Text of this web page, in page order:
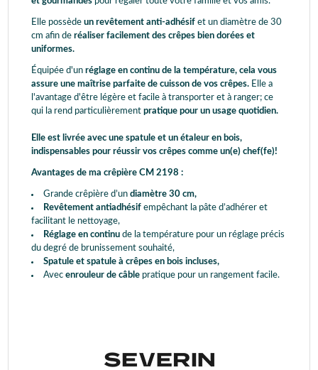
Elle possède un revêtement anti-adhésif et un diamètre de 30
cm afin de réaliser facilement des crêpes bien dorées et
uniformes.
Équipée d'un réglage en continu de la température, cela vous
assure une maîtrise parfaite de cuisson de vos crêpes. Elle a
l'avantage d'être légère et facile à transporter et à ranger; ce
qui la rend particulièrement pratique pour un usage quotidien.
Elle est livrée avec une spatule et un étaleur en bois,
indispensables pour réussir vos crêpes comme un(e) chef(fe)!
Avantages de ma crêpière CM 2198 :
Grande crêpière d’un diamètre 30 cm,
Revêtement antiadhésif empêchant la pâte d’adhérer et
facilitant le nettoyage,
Réglage en continu de la température pour un réglage précis
du degré de brunissement souhaité,
Spatule et spatule à crêpes en bois incluses,
Avec enrouleur de câble pratique pour un rangement facile.